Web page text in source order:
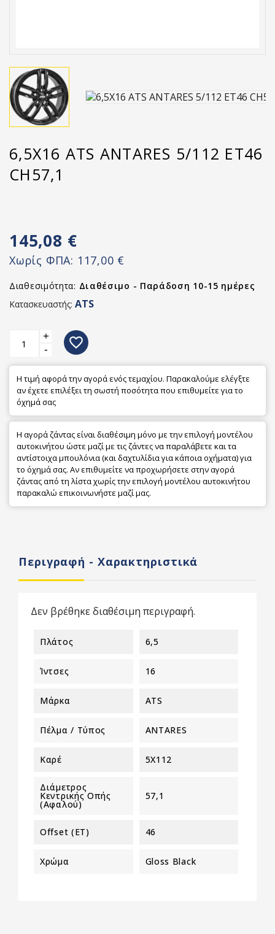
6,5X16 ATS ANTARES 5/112 ET46
CH57,1
145,08 €
Χωρίς ΦΠΑ: 117,00 €
Διαθεσιμότητα: Διαθέσιμο - Παράδοση 10-15 ημέρες
Κατασκευαστής: ATS
+
-
favorite_border
Η τιμή αφορά την αγορά ενός τεμαχίου. Παρακαλούμε ελέγξτε
αν έχετε επιλέξει τη σωστή ποσότητα που επιθυμείτε για το
όχημά σας
Η αγορά ζάντας είναι διαθέσιμη μόνο με την επιλογή μοντέλου
αυτοκινήτου ώστε μαζί με τις ζάντες να παραλάβετε και τα
αντίστοιχα μπουλόνια (και δαχτυλίδια για κάποια οχήματα) για
το όχημά σας. Αν επιθυμείτε να προχωρήσετε στην αγορά
ζάντας από τη λίστα χωρίς την επιλογή μοντέλου αυτοκινήτου
παρακαλώ επικοινωνήστε μαζί μας.
Περιγραφή - Χαρακτηριστικά
Δεν βρέθηκε διαθέσιμη περιγραφή.
Πλάτος 6,5
Ίντσες 16
Μάρκα ATS
Πέλμα / Τύπος ANTARES
Καρέ 5X112
Διάμετρος
Κεντρικής Οπής
(αφαλού)
57,1
Offset (ET) 46
Χρώμα Gloss Black